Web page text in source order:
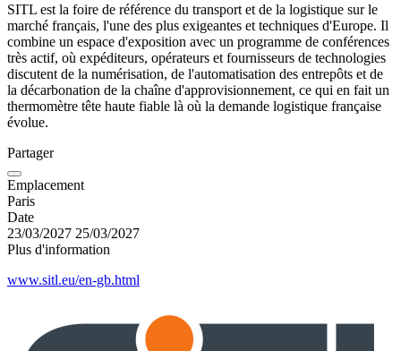
SITL est la foire de référence du transport et de la logistique sur le
marché français, l'une des plus exigeantes et techniques d'Europe. Il
combine un espace d'exposition avec un programme de conférences
très actif, où expéditeurs, opérateurs et fournisseurs de technologies
discutent de la numérisation, de l'automatisation des entrepôts et de
la décarbonation de la chaîne d'approvisionnement, ce qui en fait un
thermomètre tête haute fiable là où la demande logistique française
évolue.
Partager
Emplacement
Paris
Date
23/03/2027 25/03/2027
Plus d'information
www.sitl.eu/en-gb.html